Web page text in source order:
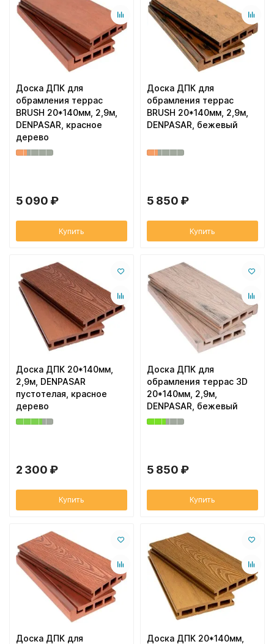
Доска ДПК для
обрамления террас
BRUSH 20*140мм, 2,9м,
DENPASAR, красное
дерево
5 090 ₽
Купить
Доска ДПК для
обрамления террас
BRUSH 20*140мм, 2,9м,
DENPASAR, бежевый
5 850 ₽
Купить
Доска ДПК 20*140мм,
2,9м, DENPASAR
пустотелая, красное
дерево
2 300 ₽
Купить
Доска ДПК для
обрамления террас 3D
20*140мм, 2,9м,
DENPASAR, бежевый
5 850 ₽
Купить
Доска ДПК для
Доска ДПК 20*140мм,